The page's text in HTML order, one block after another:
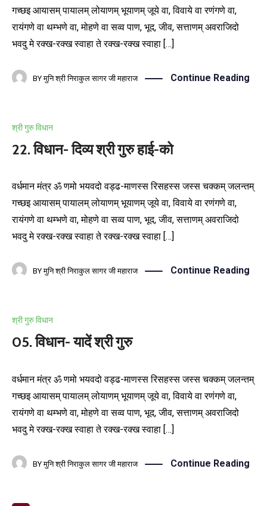
गच्छइ आयासम् पायालम् लोयाणम् भूयाणम् जूये वा, विवाये वा रणंगणे वा,
रायंगणे वा थम्भणे वा, मोहणे वा सव्व पाण, भूद, जीव, सत्ताणम् अवराजिदो
भवदु मे रक्ख-रक्ख स्वाहा ते रक्ख-रक्ख स्वाहा […]
BY मुनि श्री निराकुल सागर जी महाराज Continue Reading
श्री गुरु विधान
22. विधान- दिव्य श्री गुरु हाई-को
वर्धमान मंत्र ॐ णमो भयवदो वड्ढ-माणस्स रिसहस्स जस्स चक्कम् जलन्तम्
गच्छइ आयासम् पायालम् लोयाणम् भूयाणम् जूये वा, विवाये वा रणंगणे वा,
रायंगणे वा थम्भणे वा, मोहणे वा सव्व पाण, भूद, जीव, सत्ताणम् अवराजिदो
भवदु मे रक्ख-रक्ख स्वाहा ते रक्ख-रक्ख स्वाहा […]
BY मुनि श्री निराकुल सागर जी महाराज Continue Reading
श्री गुरु विधान
05. विधान- यादें श्री गुरु
वर्धमान मंत्र ॐ णमो भयवदो वड्ढ-माणस्स रिसहस्स जस्स चक्कम् जलन्तम्
गच्छइ आयासम् पायालम् लोयाणम् भूयाणम् जूये वा, विवाये वा रणंगणे वा,
रायंगणे वा थम्भणे वा, मोहणे वा सव्व पाण, भूद, जीव, सत्ताणम् अवराजिदो
भवदु मे रक्ख-रक्ख स्वाहा ते रक्ख-रक्ख स्वाहा […]
BY मुनि श्री निराकुल सागर जी महाराज Continue Reading